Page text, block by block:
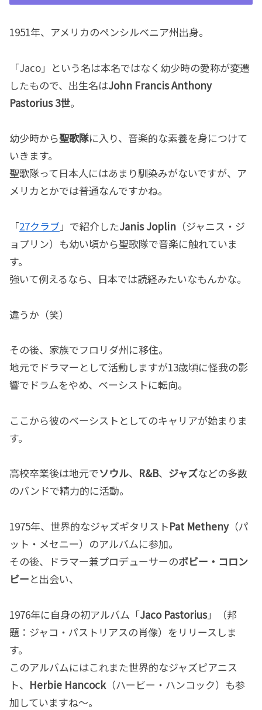
1951年、アメリカのペンシルベニア州出身。
「Jaco」という名は本名ではなく幼少時の愛称が変遷
したもので、出生名はJohn Francis Anthony
Pastorius 3世。
幼少時から聖歌隊に入り、音楽的な素養を身につけて
いきます。
聖歌隊って日本人にはあまり馴染みがないですが、ア
メリカとかでは普通なんですかね。
「27クラブ」で紹介したJanis Joplin （ジャニス・ジ
ョプリン）も幼い頃から聖歌隊で音楽に触れていま
す。
強いて例えるなら、日本では読経みたいなもんかな。
違うか（笑）
その後、家族でフロリダ州に移住。
地元でドラマーとして活動しますが13歳頃に怪我の影
響でドラムをやめ、ベーシストに転向。
ここから彼のベーシストとしてのキャリアが始まりま
す。
高校卒業後は地元でソウル、 R&B、 ジャズなどの多数
のバンドで精力的に活動。
1975年、世界的なジャズギタリストPat Metheny（パ
ット・メセニー）のアルバムに参加。
その後、ドラマー兼プロデューサーのボビー・コロン
ビーと出会い、
1976年に自身の初アルバム「Jaco Pastorius」（邦
題：ジャコ・パストリアスの肖像）をリリースしま
す。
このアルバムにはこれまた世界的なジャズピアニス
ト、 Herbie Hancock （ハービー・ハンコック）も参
加していますね〜。